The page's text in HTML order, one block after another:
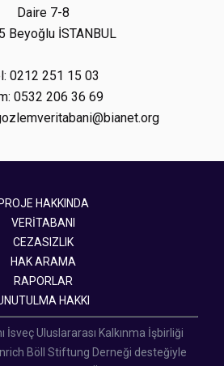
Daire 7-8
Beyoğlu İSTANBUL
0212 251 15 03
0532 206 36 69
PROJE HAKKINDA
VERİTABANI
CEZASIZLIK
HAK ARAMA
RAPORLAR
HAKKI
İsveç Uluslararası Kalkınma İşbirliği
Böll Stiftung Derneği desteğiyle